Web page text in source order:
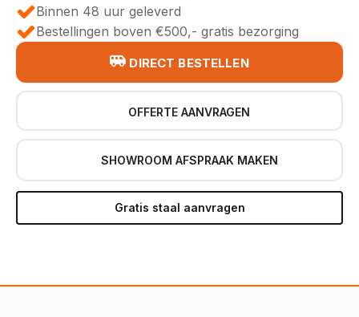
€41,95.
€37,95.
Binnen 48 uur geleverd
Bestellingen boven €500,- gratis bezorging
DIRECT BESTELLEN
OFFERTE AANVRAGEN
SHOWROOM AFSPRAAK MAKEN
Gratis staal aanvragen